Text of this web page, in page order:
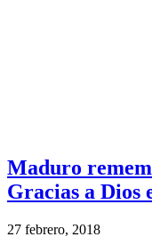
Maduro
Gracias a Dios
27 febrero, 2018